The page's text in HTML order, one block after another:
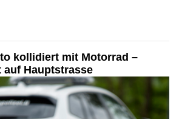
kollidiert mit Motorrad –
Hauptstrasse